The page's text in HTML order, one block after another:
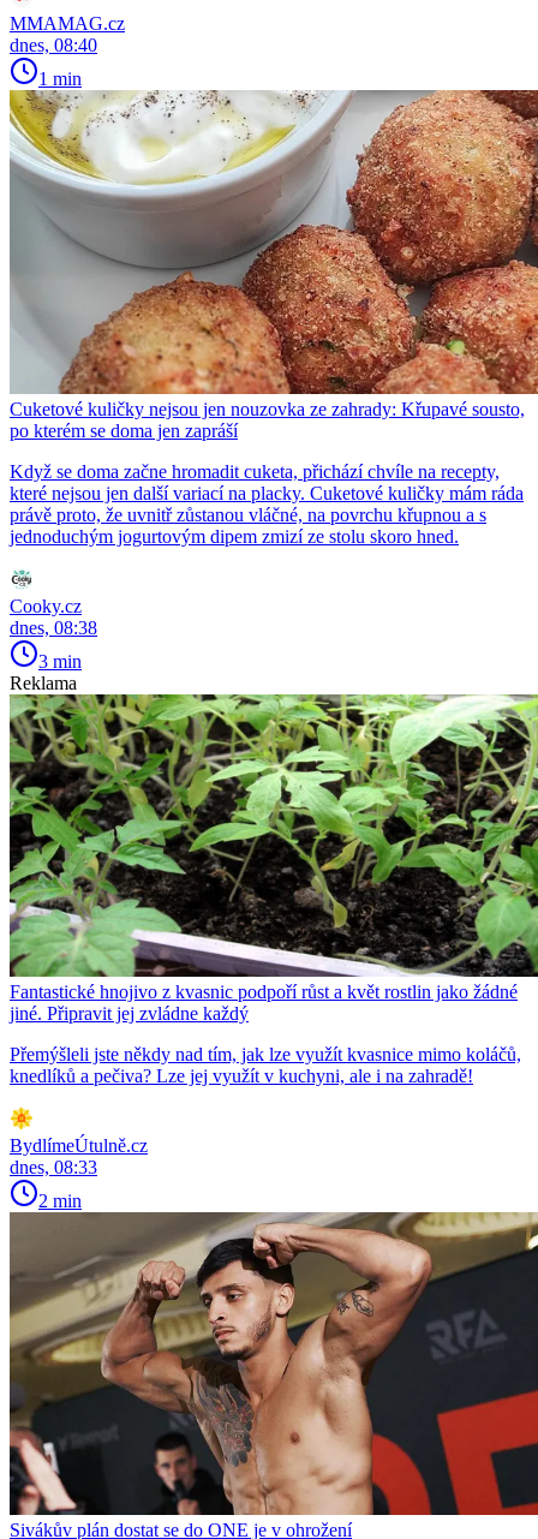
MMAMAG.cz
dnes, 08:40
1 min
Cuketové kuličky nejsou jen nouzovka ze zahrady: Křupavé sousto,
po kterém se doma jen zapráší
Když se doma začne hromadit cuketa, přichází chvíle na recepty,
které nejsou jen další variací na placky. Cuketové kuličky mám ráda
právě proto, že uvnitř zůstanou vláčné, na povrchu křupnou a s
jednoduchým jogurtovým dipem zmizí ze stolu skoro hned.
Cooky.cz
dnes, 08:38
3 min
Reklama
Fantastické hnojivo z kvasnic podpoří růst a květ rostlin jako žádné
jiné. Připravit jej zvládne každý
Přemýšleli jste někdy nad tím, jak lze využít kvasnice mimo koláčů,
knedlíků a pečiva? Lze jej využít v kuchyni, ale i na zahradě!
BydlímeÚtulně.cz
dnes, 08:33
2 min
Sivákův plán dostat se do ONE je v ohrožení